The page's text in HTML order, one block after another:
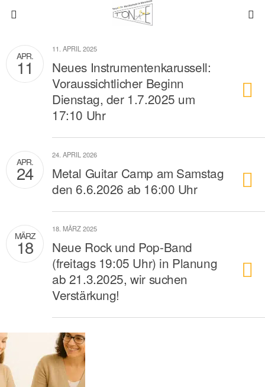
APR.
11
11. APRIL 2025
Neues Instrumentenkarussell:
Voraussichtlicher Beginn
Dienstag, der 1.7.2025 um
17:10 Uhr
APR.
24
24. APRIL 2026
Metal Guitar Camp am Samstag
den 6.6.2026 ab 16:00 Uhr
MÄRZ
18
18. MÄRZ 2025
Neue Rock und Pop-Band
(freitags 19:05 Uhr) in Planung
ab 21.3.2025, wir suchen
Verstärkung!